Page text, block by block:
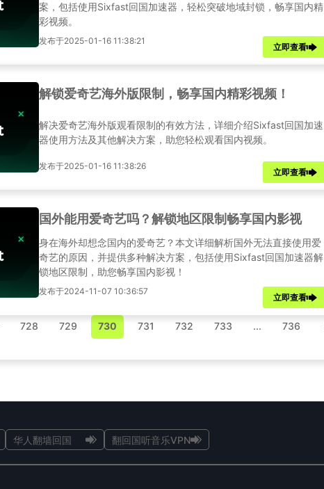
案，包括使用Sixfast回国加速器，轻松突破地域封锁，畅享国内精
彩视频。
发布于2025-01-16 11:38:21
立即查看
解锁爱奇艺海外版限制，畅享国内精彩视频！
解决爱奇艺海外版观看限制的有效方法，详细介绍Sixfast回国加速
器使用方法及其他解决方案，助您轻松观看国内视频。
发布于2025-01-16 11:38:26
立即查看
国外能用爱奇艺吗？解锁地区限制畅享国内影视
身在海外却想念国内的爱奇艺？本文详细解析国外无法直接使用爱
奇艺的原因，并提供多种解决方案，包括使用Sixfast回国加速器解
锁地区限制，助您畅享国内影视！
发布于2024-11-07 10:36:57
立即查看
728 729 730 731 732 733 ... 736
华人翻墙回国 翻回国听音乐VPN